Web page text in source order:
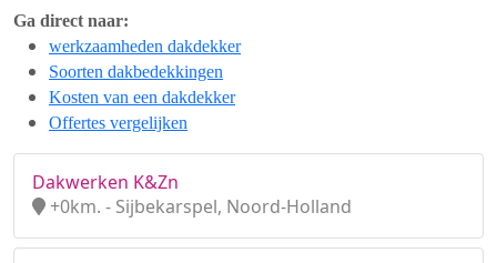
Ga direct naar:
werkzaamheden dakdekker
Soorten dakbedekkingen
Kosten van een dakdekker
Offertes vergelijken
Dakwerken K&Zn
+0km. - Sijbekarspel, Noord-Holland